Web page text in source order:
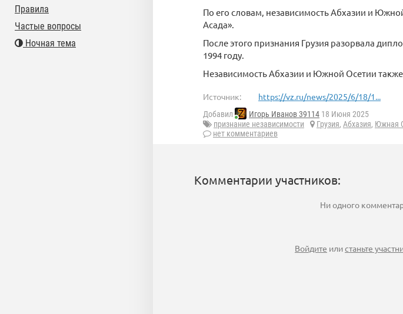
По его словам, независимость Абхазии и
Асада».
После этого признания Грузия разорвала
1994 году.
Независимость Абхазии и Южной Осетии
Источник: https://vz.ru/news/2025/6/18/1...
Добавил Игорь Иванов 39114 18 Июня 2025
признание независимости
Грузия, Абхазия, Южная
нет комментариев
Комментарии участников:
Ни одного
Войдите илистаньте
Правила
Частые вопросы
Ночная тема